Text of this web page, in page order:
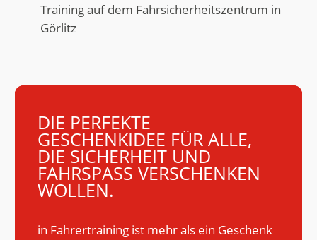
Training auf dem Fahrsicherheitszentrum in
Görlitz
DIE PERFEKTE
GESCHENKIDEE FÜR ALLE,
DIE SICHERHEIT UND
FAHRSPASS VERSCHENKEN W
OLLEN.
in Fahrertraining ist mehr als ein Geschenk